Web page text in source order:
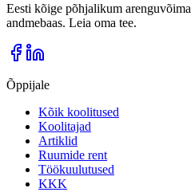
Eesti kõige põhjalikum
andmebaas. Leia oma tee.
Õppijale
Kõik koolitused
Koolitajad
Artiklid
Ruumide rent
Töökuulutused
KKK